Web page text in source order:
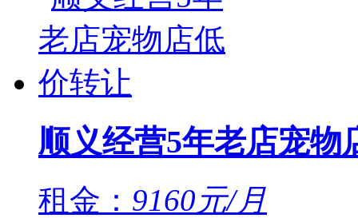
顺义经营5年老店宠物
租金： 9160元/月